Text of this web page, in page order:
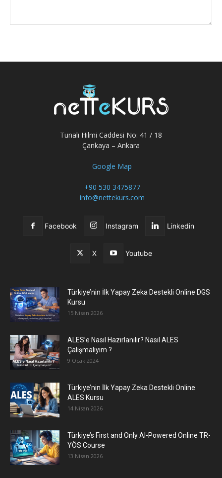
Tunalı Hilmi Caddesi No: 41 / 18
Çankaya – Ankara
Google Map
+90 530 3475877
info@nettekurs.com
Facebook Instagram Linkedin
X Youtube
Türkiye’nin İlk Yapay Zeka Destekli Online DGS
Kursu
15 Nisan 2026
ALES’e Nasıl Hazırlanılır? Nasıl ALES
Çalışmalıyım ?
9 Ocak 2024
Türkiye’nin İlk Yapay Zeka Destekli Online
ALES Kursu
14 Nisan 2026
Türkiye’s First and Only AI-Powered Online TR-
YÖS Course
13 Nisan 2026